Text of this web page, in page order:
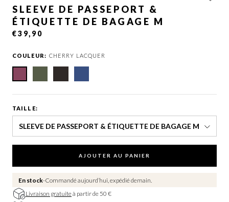
SLEEVE DE PASSEPORT &
ÉTIQUETTE DE BAGAGE M
€39,90
COULEUR: CHERRY LACQUER
TAILLE:
SLEEVE DE PASSEPORT & ÉTIQUETTE DE BAGAGE M
AJOUTER AU PANIER
En stock Commandé aujourd’hui, expédié demain.
Livraison gratuiteà partir de 50 €